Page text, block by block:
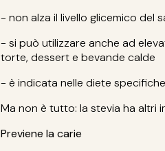
- non alza il livello glicemico del
- si può utilizzare anche ad
torte, dessert e bevande calde
- è indicata nelle diete
Ma non è tutto: la stevia ha altri
Previene la carie